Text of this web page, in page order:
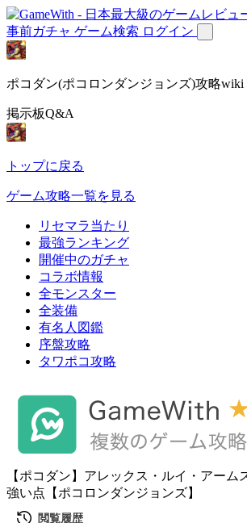
事前ガチャ ゲーム検索 ログイン
ポコダン(ポコロンダンジョンズ)攻略wiki
掲示板Q&A
トップに戻る
ゲーム攻略一覧を見る
リセマラ当たり
最強ランキング
開催中のガチャ
コラボ情報
全モンスター
全装備
有名人図鑑
序盤攻略
タワポコ攻略
【ポコダン】アレックス・ルイ・アーム
強い点【ポコロンダンジョンズ】